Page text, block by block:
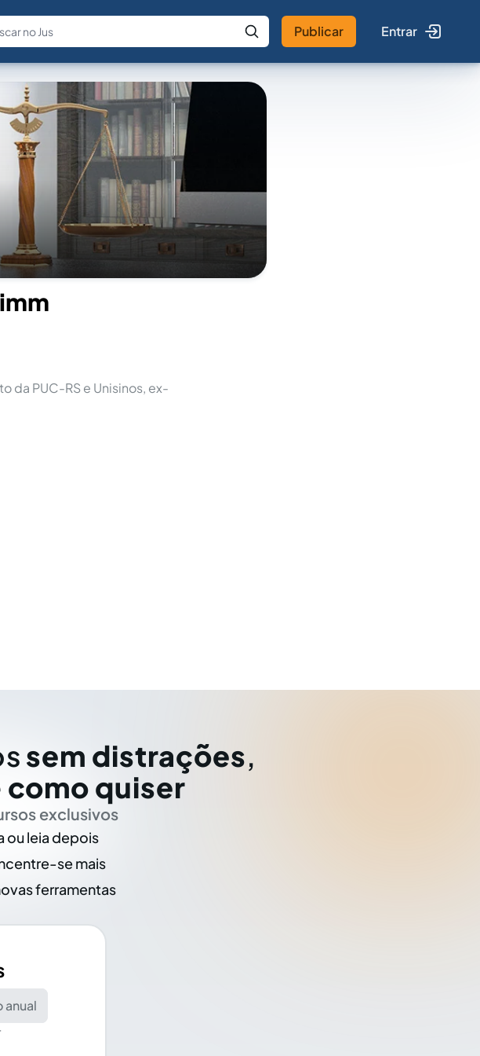
Fale com a IA Buscar no Jus
Publicar Entrar
da PUC-RS e Unisinos, ex-
sem distrações,
como quiser
exclusivos
ou leia depois
se mais
ferramentas
anual